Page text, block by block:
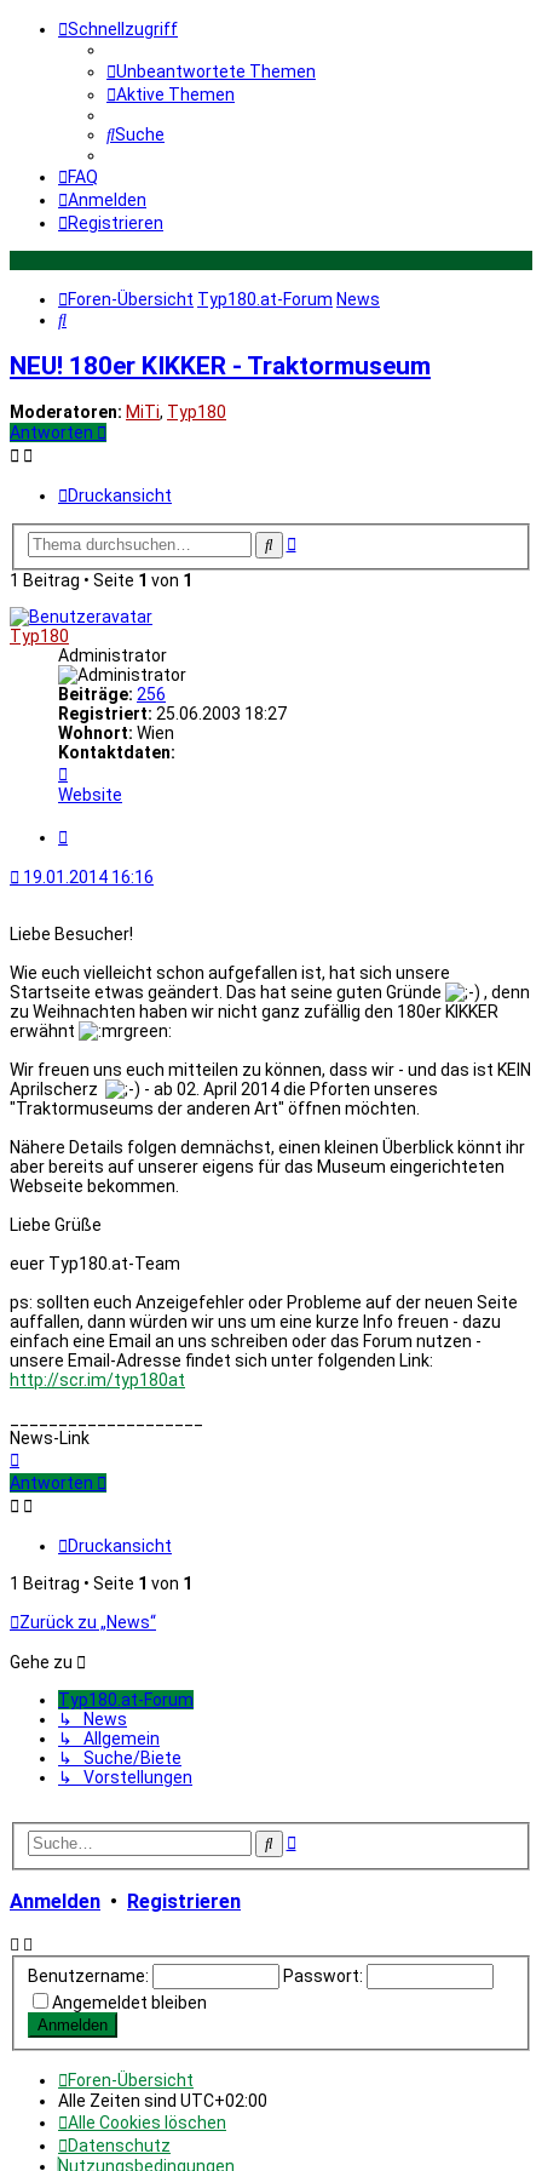
Schnellzugriff
Unbeantwortete Themen
Aktive Themen
Suche
FAQ
Anmelden
Registrieren
Foren-Übersicht Typ180.at-Forum News
Suche
NEU! 180er KIKKER - Traktormuseum
Moderatoren: MiTi, Typ180
Antworten
Druckansicht
SucheErweiterte
1 Beitrag • Seite 1 von 1
Typ180
Administrator
Beiträge: 256
Registriert: 25.06.2003 18:27
Wohnort: Wien
Kontaktdaten:
von
Typ180
Website
19.01.2014 16:16
Liebe Besucher!
Wie euch vielleicht schon aufgefallen ist, hat sich unsere
Startseite etwas geändert. Das hat seine guten Gründe
, denn
zu Weihnachten haben wir nicht ganz zufällig den 180er KIKKER
erwähnt
Wir freuen uns euch mitteilen zu können, dass wir - und das ist KEIN
Aprilscherz
- ab 02. April 2014 die Pforten unseres
"Traktormuseums der anderen Art" öffnen möchten.
Nähere Details folgen demnächst, einen kleinen Überblick könnt ihr
aber bereits auf unserer eigens für das Museum eingerichteten
Webseite bekommen.
Liebe Grüße
euer Typ180.at-Team
ps: sollten euch Anzeigefehler oder Probleme auf der neuen Seite
auffallen, dann würden wir uns um eine kurze Info freuen - dazu
einfach eine Email an uns schreiben oder das Forum nutzen -
unsere Email-Adresse findet sich unter folgenden Link:
http://scr.im/typ180at
News-Link
oben
Antworten
Druckansicht
1 Beitrag • Seite 1 von 1
Zurück zu „News“
Gehe zu
Typ180.at-Forum
↳ News
↳ Allgemein
↳ Suche/Biete
↳ Vorstellungen
SucheErweiterte
Anmelden • Registrieren
Benutzername:
Passwort:
Angemeldet bleiben
Foren-Übersicht
Alle Zeiten sind UTC+02:00
Alle Cookies löschen
Datenschutz
Nutzungsbedingungen